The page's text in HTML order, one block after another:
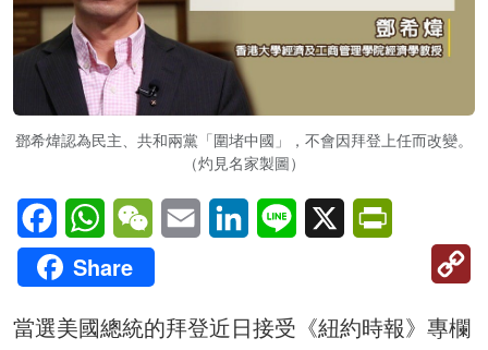
鄧希煒認為民主、共和兩黨「圍堵中國」，不會因拜登上任而改變。
（灼見名家製圖）
FacebookWhatsAppWeChatEmail LinkedInLine X
Share
當選美國總統的拜登近日接受《紐約時報》專欄